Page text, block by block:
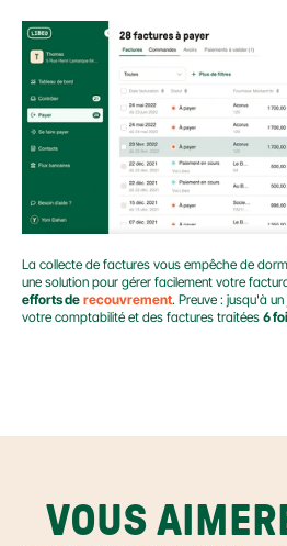
La collecte de factures vous empêche de
une solution pour gérer facilement votre
efforts de recouvrement. Preuve : jusqu'à
votre comptabilité et des factures traitées 6
VOUS